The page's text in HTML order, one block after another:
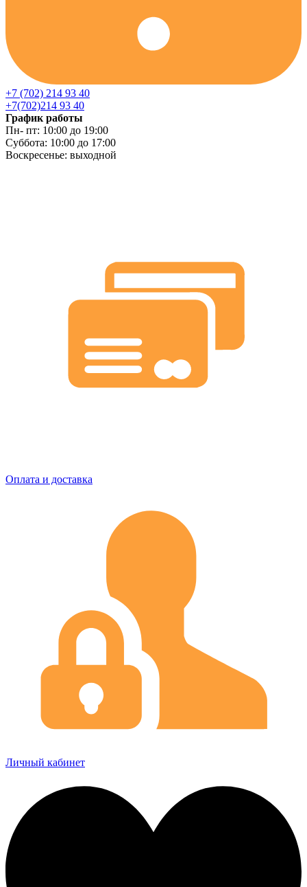
+7 (702) 214 93 40
+7(702)214 93 40
График работы
Пн- пт: 10:00 до 19:00
Суббота: 10:00 до 17:00
Воскресенье: выходной
Оплата и доставка
Личный кабинет